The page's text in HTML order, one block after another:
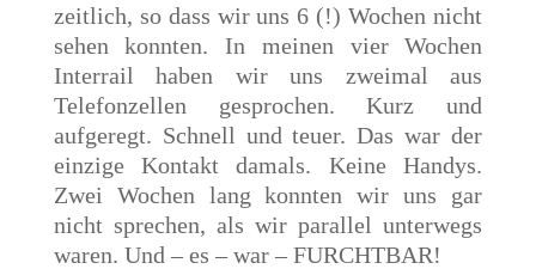
zeitlich, so dass wir uns 6 (!) Wochen nicht
sehen konnten. In meinen vier Wochen
Interrail haben wir uns zweimal aus
Telefonzellen gesprochen. Kurz und
aufgeregt. Schnell und teuer. Das war der
einzige Kontakt damals. Keine Handys.
Zwei Wochen lang konnten wir uns gar
nicht sprechen, als wir parallel unterwegs
waren. Und – es – war – FURCHTBAR!